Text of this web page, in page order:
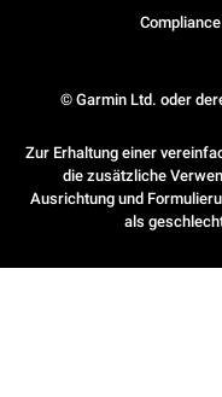
© Garmin Ltd. oder
Zur Erhaltung einer
die zusätzliche
Ausrichtung und
als
Compliance